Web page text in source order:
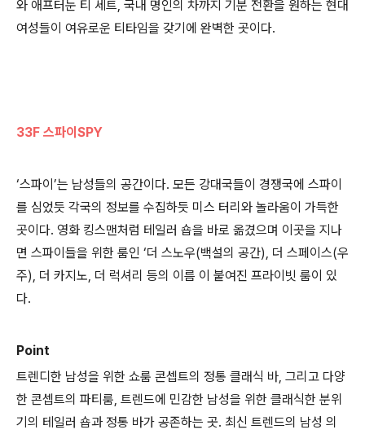
와 애프터눈 티 세트, 국내 명인의 차까지 기분 전환을 원하는 현대
여성들이 여유로운 티타임을 갖기에 완벽한 곳이다.
33F 스파이SPY
‘스파이’는 남성들의 공간이다. 모든 강대국들이 경쟁국에 스파이
를 심었듯 각국의 정보를 수집하듯 미스 터리와 놀라움이 가득한
곳이다. 영화 킹스맨처럼 테일러 숍을 바로 옮겼으며 이곳을 지나
면 스파이들을 위한 룸인 ‘더 스노우(백설의 공간), 더 스페이스(우
주), 더 카지노, 더 럭셔리 등의 이름 이 붙여진 프라이빗 룸이 있
다.
Point
트렌디한 남성을 위한 쇼룸 콘셉트의 정통 클래식 바, 그리고 다양
한 콘셉트의 파티룸, 트렌드에 민감한 남성을 위한 클래식한 분위
기의 테일러 숍과 정통 바가 공존하는 곳. 최신 트렌드의 남성 의